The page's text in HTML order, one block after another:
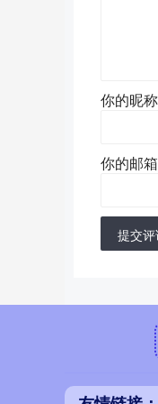
你的昵称
你的邮箱
提交